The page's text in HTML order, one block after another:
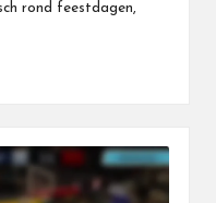
rond feestdagen,